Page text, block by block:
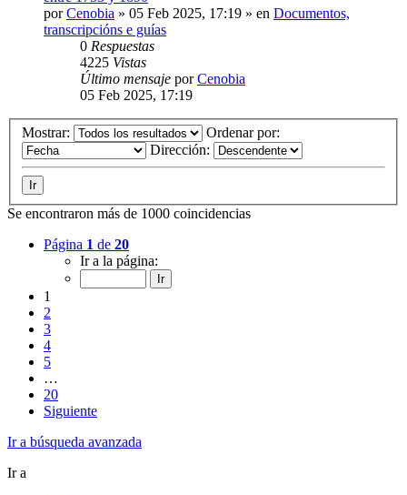
porCenobia » 05 Feb 2025, 17:19 » en Documentos,
transcripcións e guías
0 Respuestas
4225 Vistas
Último mensaje porCenobia
05 Feb 2025, 17:19
Mostrar:
Ordenar por:
Dirección:
Se encontraron más de 1000 coincidencias
Página 1 de 20
Ir a la página:
1
2
3
4
5
…
20
Siguiente
Ir a búsqueda avanzada
Ir a